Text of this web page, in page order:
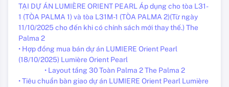
TẠI DỰ ÁN LUMIÈRE ORIENT PEARL Áp dụng cho tòa L31-
1 (TÒA PALMA 1) và tòa L31M-1 (TÒA PALMA 2)(Từ ngày
11/10/2025 cho đến khi có chính sách mới thay thế.) The
Palma 2
• Hợp đồng mua bán dự án LUMIERE Orient Pearl
(18/10/2025) Lumière Orient Pearl
• Layout tầng 30 Toàn Palma 2 The Palma 2
• Tiêu chuẩn bàn giao dự án LUMIERE Orient Pearl Lumière